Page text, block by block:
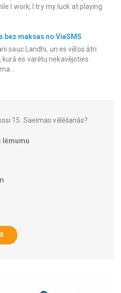
I work, I try my luck at playing
bez maksas no ViaSMS
sauc Landhi, un es vēlos ātri
es varētu nekavējoties
15. Saeimas vēlēšanās?
lēmumu